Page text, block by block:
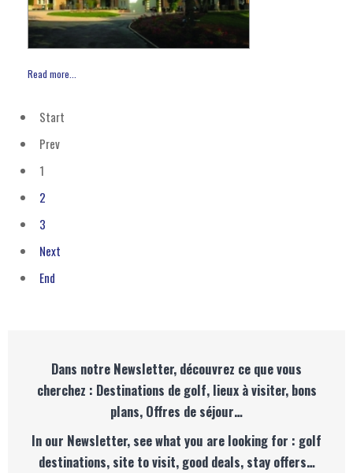
Read more...
Start
Prev
1
2
3
Next
End
Dans notre Newsletter, découvrez ce que vous
cherchez : Destinations de golf, lieux à visiter, bons
plans, Offres de séjour…
In our Newsletter, see what you are looking for : golf
destinations, site to visit, good deals, stay offers…